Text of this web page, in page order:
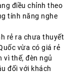
điều chỉnh theo
tính năng nghe
rẻ ra chưa thuyết
vừa có giá rẻ
vì thế, đèn ngủ
đối với khách